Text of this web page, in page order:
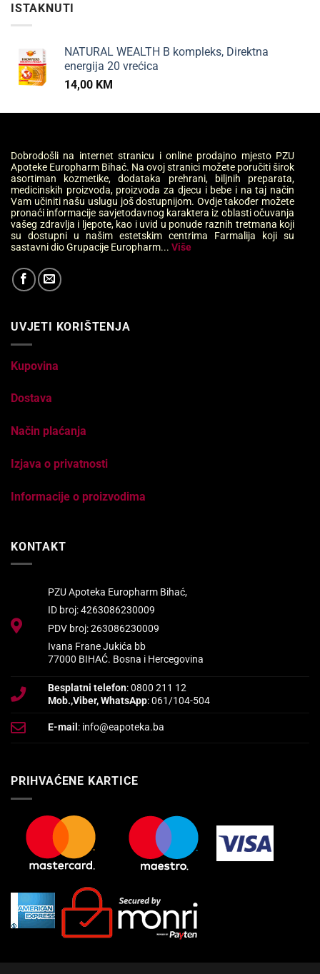
ISTAKNUTI
NATURAL WEALTH B kompleks, Direktna
energija 20 vrećica
14,00 KM
Dobrodošli na internet stranicu i online prodajno mjesto PZU
Apoteke Europharm Bihać. Na ovoj stranici možete poručiti širok
asortiman kozmetike, dodataka prehrani, biljnih preparata,
medicinskih proizvoda, proizvoda za djecu i bebe i na taj način
Vam učiniti našu uslugu još dostupnijom. Ovdje također možete
pronaći informacije savjetodavnog karaktera iz oblasti očuvanja
vašeg zdravlja i ljepote, kao i uvid u ponude raznih tretmana koji
su dostupni u našim estetskim centrima Farmalija koji su
sastavni dio Grupacije Europharm... Više
UVJETI KORIŠTENJA
Kupovina
Dostava
Način plaćanja
Izjava o privatnosti
Informacije o proizvodima
KONTAKT
PZU Apoteka Europharm Bihać,
ID broj: 4263086230009
PDV broj: 263086230009
Ivana Frane Jukića bb
77000 BIHAĆ. Bosna i Hercegovina
Besplatni telefon: 0800 211 12
Mob.,Viber, WhatsApp: 061/104-504
E-mail : info@eapoteka.ba
PRIHVAĆENE KARTICE